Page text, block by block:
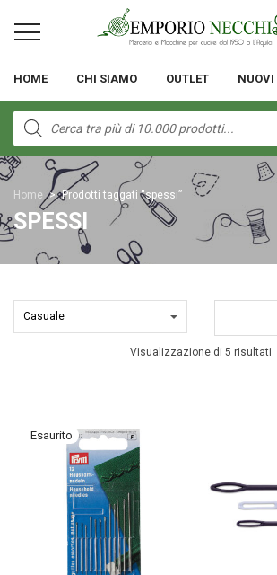
HOME CHI SIAMO OUTLET NUOVI
Products
search
Home > Prodotti taggati “spessi”
SPESSI
Visualizzazione di 5 risultati